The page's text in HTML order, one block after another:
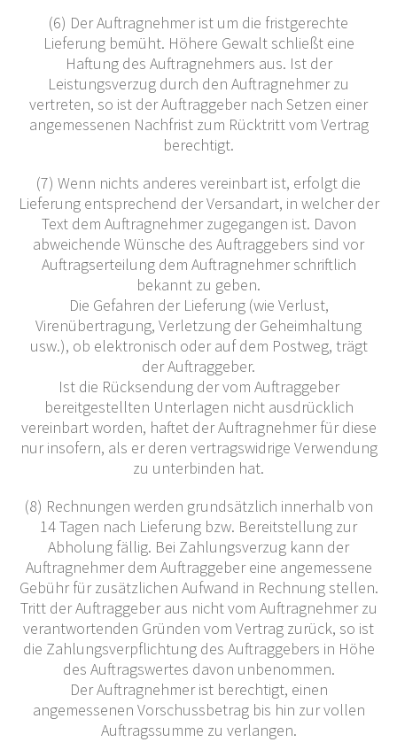
(6) Der Auftragnehmer ist um die fristgerechte
Lieferung bemüht. Höhere Gewalt schließt eine
Haftung des Auftragnehmers aus. Ist der
Leistungsverzug durch den Auftragnehmer zu
vertreten, so ist der Auftraggeber nach Setzen einer
angemessenen Nachfrist zum Rücktritt vom Vertrag
berechtigt.
(7) Wenn nichts anderes vereinbart ist, erfolgt die
Lieferung entsprechend der Versandart, in welcher der
Text dem Auftragnehmer zugegangen ist. Davon
abweichende Wünsche des Auftraggebers sind vor
Auftragserteilung dem Auftragnehmer schriftlich
bekannt zu geben.
Die Gefahren der Lieferung (wie Verlust,
Virenübertragung, Verletzung der Geheimhaltung
usw.), ob elektronisch oder auf dem Postweg, trägt
der Auftraggeber.
Ist die Rücksendung der vom Auftraggeber
bereitgestellten Unterlagen nicht ausdrücklich
vereinbart worden, haftet der Auftragnehmer für diese
nur insofern, als er deren vertragswidrige Verwendung
zu unterbinden hat.
(8) Rechnungen werden grundsätzlich innerhalb von
14 Tagen nach Lieferung bzw. Bereitstellung zur
Abholung fällig. Bei Zahlungsverzug kann der
Auftragnehmer dem Auftraggeber eine angemessene
Gebühr für zusätzlichen Aufwand in Rechnung stellen.
Tritt der Auftraggeber aus nicht vom Auftragnehmer zu
verantwortenden Gründen vom Vertrag zurück, so ist
die Zahlungsverpflichtung des Auftraggebers in Höhe
des Auftragswertes davon unbenommen.
Der Auftragnehmer ist berechtigt, einen
angemessenen Vorschussbetrag bis hin zur vollen
Auftragssumme zu verlangen.